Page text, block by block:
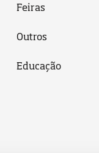
Feiras
Outros
Educação